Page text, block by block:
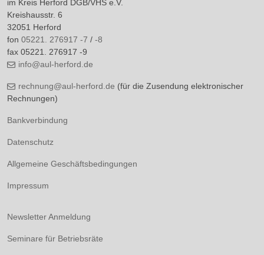
im Kreis Herford DGB/VHS e.V.
Kreishausstr. 6
32051 Herford
fon 05221. 276917 -7 / -8
fax 05221. 276917 -9
info@aul-herford.de
rechnung@aul-herford.de (für die Zusendung elektronischer
Rechnungen)
Bankverbindung
Datenschutz
Allgemeine Geschäftsbedingungen
Impressum
Newsletter Anmeldung
Seminare für Betriebsräte